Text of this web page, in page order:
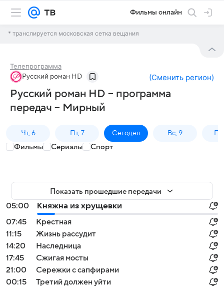
Фильмы онлайн
* транслируется московская сетка вещания
Телепрограмма
Русский роман HD (Сменить регион)
Русский роман HD – программа
передач – Мирный
Чт, 6 Пт, 7 Сегодня Вс, 9
Фильмы Сериалы Спорт
Показать прошедшие передачи
05:00
Княжна из хрущевки
07:45
Крестная
11:15
Жизнь рассудит
14:20
Наследница
17:45
Сжигая мосты
21:00
Сережки с сапфирами
00:15
Третий должен уйти